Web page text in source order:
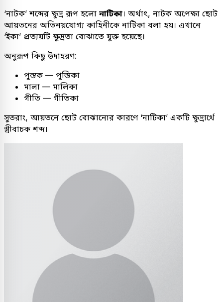
‘নাটক’ শব্দের ক্ষুদ্র রূপ হলো নাটিকা। অর্থাৎ, নাটক অপেক্ষা ছোট
আয়তনের অভিনয়যোগ্য কাহিনীকে নাটিকা বলা হয়। এখানে
‘ইকা’ প্রত্যয়টি ক্ষুদ্রতা বোঝাতে যুক্ত হয়েছে।
অনুরূপ কিছু উদাহরণ:
পুস্তক — পুস্তিকা
মালা — মালিকা
গীতি — গীতিকা
সুতরাং, আয়তনে ছোট বোঝানোর কারণে ‘নাটিকা’ একটি ক্ষুদ্রার্থে
স্ত্রীবাচক শব্দ।